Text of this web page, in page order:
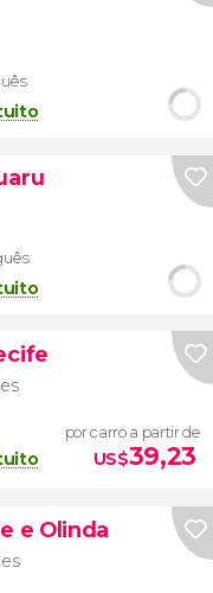
por carro a partir de
US$39,23
e Olinda